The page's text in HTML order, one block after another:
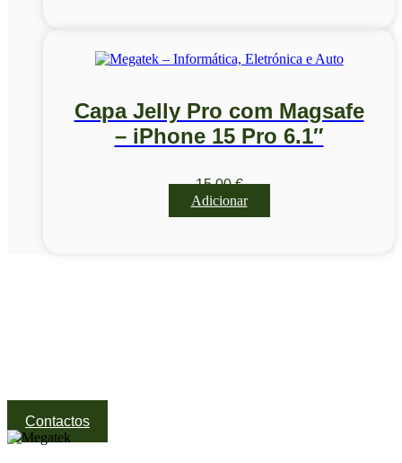
Capa Jelly Pro com Magsafe
– iPhone 15 Pro 6.1″
15,00€
Adicionar
Contactos